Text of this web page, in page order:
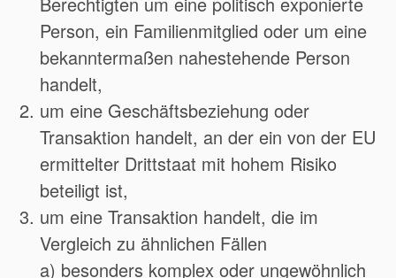
Person, ein Familienmitglied oder um eine
bekanntermaßen nahestehende Person
handelt,
um eine Geschäftsbeziehung oder
Transaktion handelt, an der ein von der EU
ermittelter Drittstaat mit hohem Risiko
beteiligt ist,
um eine Transaktion handelt, die im
Vergleich zu ähnlichen Fällen
a) besonders komplex oder ungewöhnlich